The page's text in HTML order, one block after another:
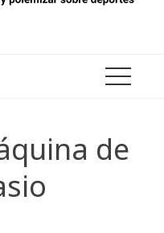
de